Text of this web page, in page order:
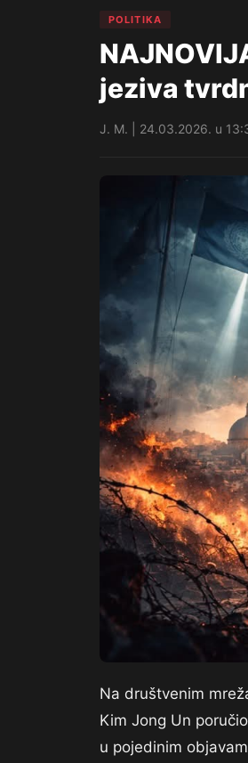
POLITIKA
jeziva
J. M. | 24.03.2026. u
Na društvenim
Kim Jong Un
u pojedinim